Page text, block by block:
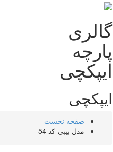
گالری
پارچه
ایپکچی
ایپکچی
صفحه نخست
مدل بیبی کد 54